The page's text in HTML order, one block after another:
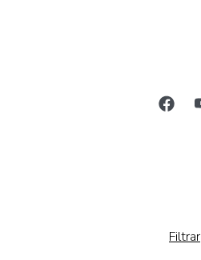
Filtrar